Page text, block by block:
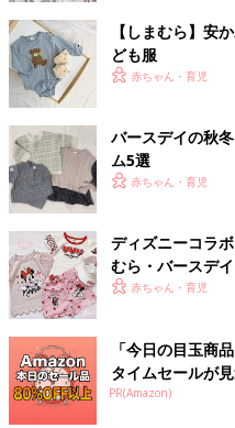
【しまむら】安
ども服
赤ちゃん・育児
バースデイの秋
ム5選
赤ちゃん・育児
ディズニーコラ
むら・バースデ
5選赤ちゃん・育児
「今日の目玉商
タイムセールが
PR(Amazon)